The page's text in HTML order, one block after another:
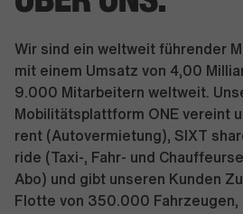
Wir sind ein weltweit führender
mit einem Umsatz von 4,00
9.000 Mitarbeitern weltweit.
Mobilitätsplattform ONE vereint
rent (Autovermietung), SIXT
ride (Taxi-, Fahr- und
Abo) und gibt unseren Kunden
Flotte von 350.000 Fahrzeugen,